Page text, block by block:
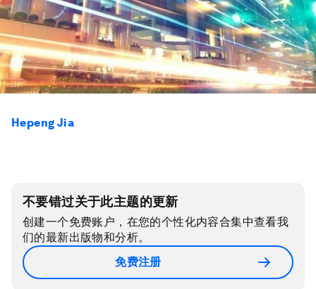
Hepeng Jia
不要错过关于此主题的更新
创建一个免费账户，在您的个性化内容合集中查看我
们的最新出版物和分析。
免费注册